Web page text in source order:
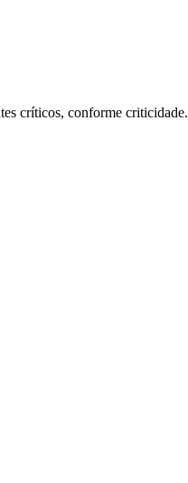
críticos, conforme criticidade.